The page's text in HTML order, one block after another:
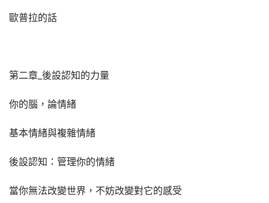
歐普拉的話
第二章_後設認知的力量
你的腦，論情緒
基本情緒與複雜情緒
後設認知：管理你的情緒
當你無法改變世界，不妨改變對它的感受